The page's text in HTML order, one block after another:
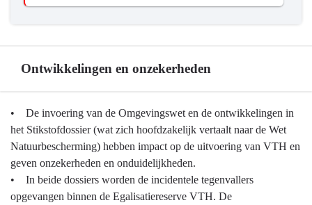
(VTH)
bijdrage
aan
een
gezonde
fysieke
leefomgeving
Ontwikkelingen en onzekerheden
Terug
naar
navigatie
Programma
• De invoering van de Omgevingswet en de ontwikkelingen in
het Stikstofdossier (wat zich hoofdzakelijk vertaalt naar de Wet
Natuurbescherming) hebben impact op de uitvoering van VTH en
geven onzekerheden en onduidelijkheden.
• In beide dossiers worden de incidentele tegenvallers
opgevangen binnen de Egalisatiereserve VTH. De